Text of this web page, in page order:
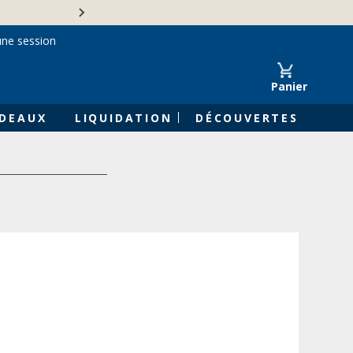
Panier
LIQUIDATION DÉCOUVERTES
session